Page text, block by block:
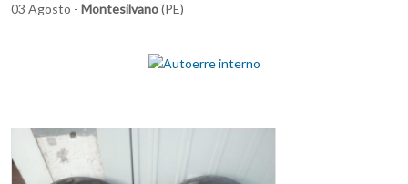
03 Agosto - Montesilvano(PE)